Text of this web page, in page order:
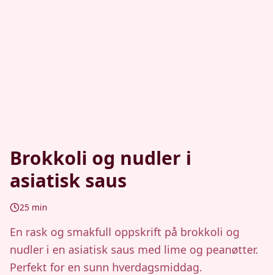
Brokkoli og nudler i
asiatisk saus
25 min
En rask og smakfull oppskrift på brokkoli og
nudler i en asiatisk saus med lime og peanøtter.
Perfekt for en sunn hverdagsmiddag.